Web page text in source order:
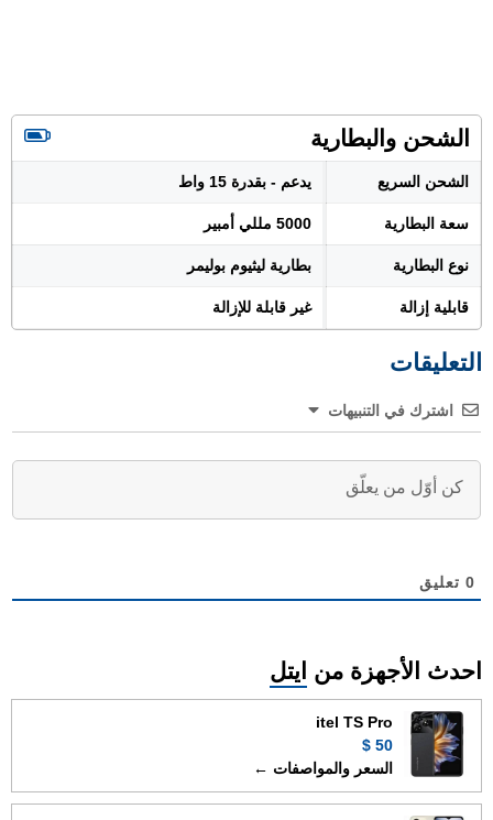
الشحن والبطارية
الشحن السريع يدعم - بقدرة 15 واط
سعة البطارية 5000 مللي أمبير
نوع البطارية بطارية ليثيوم بوليمر
قابلية إزالة غير قابلة للإزالة
التعليقات
اشترك في التنبيهات
0 تعليق
احدث الأجهزة من ايتل
itel TS Pro
50 $
السعر والمواصفات ←